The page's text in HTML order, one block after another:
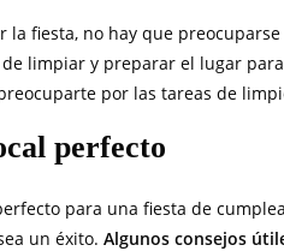
la fiesta, no hay que
limpiar y preparar el lugar
por las tareas de
perfecto
para una fiesta de
un éxito. Algunos consejos